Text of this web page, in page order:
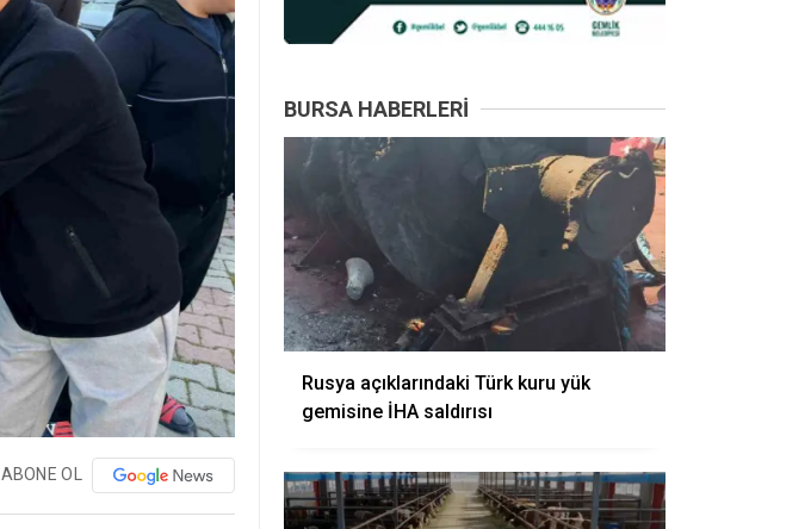
ABONE OL
BURSA HABERLERI
Rusya açıklarındaki Türk kuru yük
gemisine İHA saldırısı